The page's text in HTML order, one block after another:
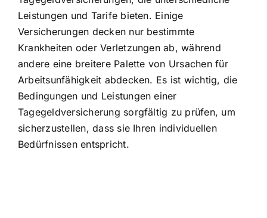
Leistungen und Tarife bieten. Einige
Versicherungen decken nur bestimmte
Krankheiten oder Verletzungen ab, während
andere eine breitere Palette von Ursachen für
Arbeitsunfähigkeit abdecken. Es ist wichtig, die
Bedingungen und Leistungen einer
Tagegeldversicherung sorgfältig zu prüfen, um
sicherzustellen, dass sie Ihren individuellen
Bedürfnissen entspricht.